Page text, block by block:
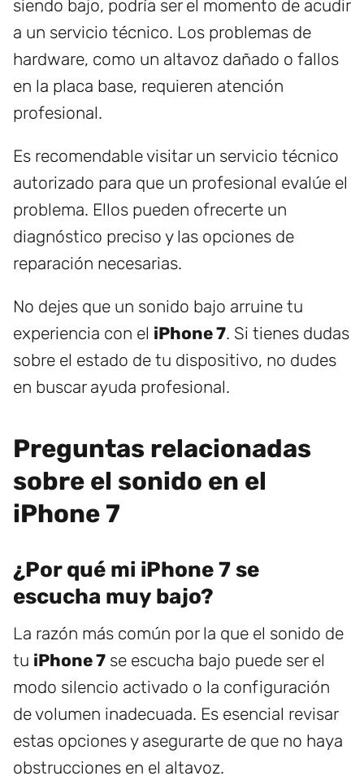
siendo bajo, podría ser el momento de acudir
a un servicio técnico. Los problemas de
hardware, como un altavoz dañado o fallos
en la placa base, requieren atención
profesional.
Es recomendable visitar un servicio técnico
autorizado para que un profesional evalúe el
problema. Ellos pueden ofrecerte un
diagnóstico preciso y las opciones de
reparación necesarias.
No dejes que un sonido bajo arruine tu
experiencia con el iPhone 7. Si tienes dudas
sobre el estado de tu dispositivo, no dudes
en buscar ayuda profesional.
Preguntas relacionadas
sobre el sonido en el
iPhone 7
¿Por qué mi iPhone 7 se
escucha muy bajo?
La razón más común por la que el sonido de
tu iPhone 7 se escucha bajo puede ser el
modo silencio activado o la configuración
de volumen inadecuada. Es esencial revisar
estas opciones y asegurarte de que no haya
obstrucciones en el altavoz.